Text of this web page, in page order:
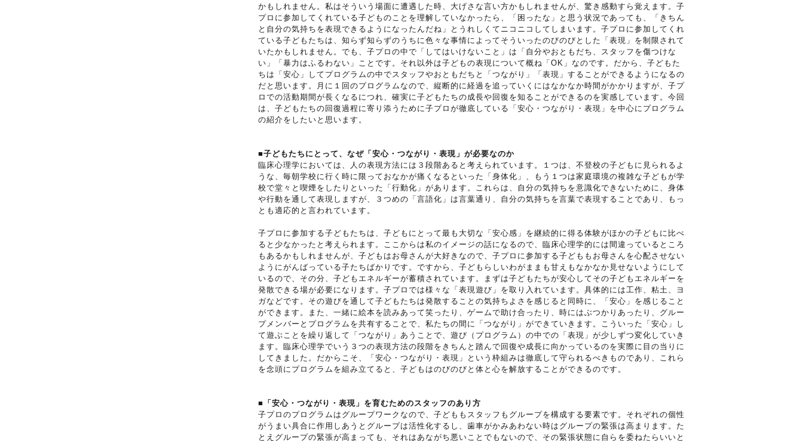
かもしれません。私はそういう場面に遭遇した時、大げさな言い方かもしれませんが、驚き感動すら覚えます。子
プロに参加してくれている子どものことを理解していなかったら、「困ったな」と思う状況であっても、「きちん
と自分の気持ちを表現できるようになったんだね」とうれしくてニコニコしてしまいます。子プロに参加してくれ
ている子どもたちは、知らず知らずのうちに色々な事情によってそういったのびのびとした「表現」を制限されて
いたかもしれません。でも、子プロの中で「してはいけないこと」は「自分やおともだち、スタッフを傷つけな
い」「暴力はふるわない」ことです。それ以外は子どもの表現について概ね「OK」なのです。だから、子どもた
ちは「安心」してプログラムの中でスタッフやおともだちと「つながり」「表現」することができるようになるの
だと思います。月に１回のプログラムなので、縦断的に経過を追っていくにはなかなか時間がかかりますが、子プ
ロでの活動期間が長くなるにつれ、確実に子どもたちの成長や回復を知ることができるのを実感しています。今回
は、子どもたちの回復過程に寄り添うために子プロが徹底している「安心・つながり・表現」を中心にプログラム
の紹介をしたいと思います。
■子どもたちにとって、なぜ「安心・つながり・表現」が必要なのか
臨床心理学においては、人の表現方法には３段階あると考えられています。１つは、不登校の子どもに見られるよ
うな、毎朝学校に行く時に限っておなかが痛くなるといった「身体化」、もう１つは家庭環境の複雑な子どもが学
校で堂々と喫煙をしたりといった「行動化」があります。これらは、自分の気持ちを意識化できないために、身体
や行動を通して表現しますが、３つめの「言語化」は言葉通り、自分の気持ちを言葉で表現することであり、もっ
とも適応的と言われています。
子プロに参加する子どもたちは、子どもにとって最も大切な「安心感」を継続的に得る体験がほかの子どもに比べ
ると少なかったと考えられます。ここからは私のイメージの話になるので、臨床心理学的には間違っているところ
もあるかもしれませんが、子どもはお母さんが大好きなので、子プロに参加する子どももお母さんを心配させない
ようにがんばっている子たちばかりです。ですから、子どもらしいわがままも甘えもなかなか見せないようにして
いるので、その分、子どもエネルギーが蓄積されています。まずは子どもたちが安心してその子どもエネルギーを
発散できる場が必要になります。子プロでは様々な「表現遊び」を取り入れています。具体的には工作、粘土、ヨ
ガなどです。その遊びを通して子どもたちは発散することの気持ちよさを感じると同時に、「安心」を感じること
ができます。また、一緒に絵本を読みあって笑ったり、ゲームで助け合ったり、時にはぶつかりあったり、グルー
プメンバーとプログラムを共有することで、私たちの間に「つながり」ができていきます。こういった「安心」し
て遊ぶことを繰り返して「つながり」あうことで、遊び（プログラム）の中での「表現」が少しずつ変化していき
ます。臨床心理学でいう３つの表現方法の段階をきちんと踏んで回復や成長に向かっているのを実際に目の当りに
してきました。だからこそ、「安心・つながり・表現」という枠組みは徹底して守られるべきものであり、これら
を念頭にプログラムを組み立てると、子どもはのびのびと体と心を解放することができるのです。
■「安心・つながり・表現」を育むためのスタッフのあり方
子プロのプログラムはグループワークなので、子どももスタッフもグループを構成する要素です。それぞれの個性
がうまい具合に作用しあうとグループは活性化するし、歯車がかみあわない時はグループの緊張は高まります。た
とえグループの緊張が高まっても、それはあながち悪いことでもないので、その緊張状態に自らを委ねたらいいと